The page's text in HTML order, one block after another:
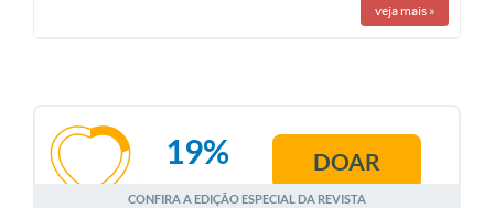
veja mais »
AGOSTO
19% DOAR
CONFIRA A EDIÇÃO ESPECIAL DA REVISTA